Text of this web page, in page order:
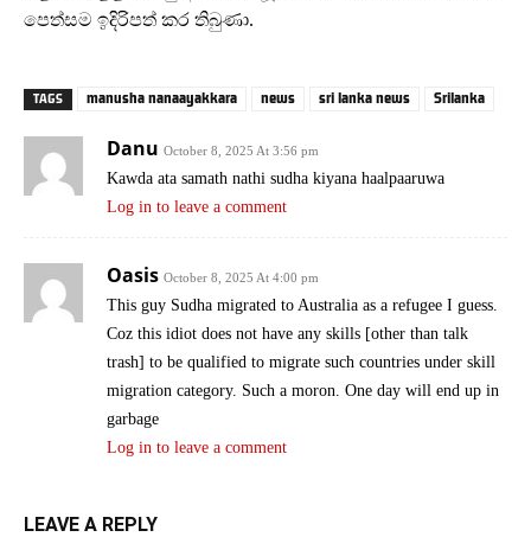
පෙත්සම ඉදිරිපත් කර තිබුණා.
TAGS manusha nanaayakkara news sri lanka news Srilanka
Danu October 8, 2025 At 3:56 pm
Kawda ata samath nathi sudha kiyana haalpaaruwa
Log in to leave a comment
Oasis October 8, 2025 At 4:00 pm
This guy Sudha migrated to Australia as a refugee I guess.
Coz this idiot does not have any skills [other than talk
trash] to be qualified to migrate such countries under skill
migration category. Such a moron. One day will end up in
garbage
Log in to leave a comment
LEAVE A REPLY